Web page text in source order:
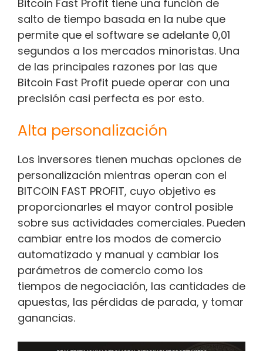
Bitcoin Fast Profit tiene una función de
salto de tiempo basada en la nube que
permite que el software se adelante 0,01
segundos a los mercados minoristas. Una
de las principales razones por las que
Bitcoin Fast Profit puede operar con una
precisión casi perfecta es por esto.
Alta personalización
Los inversores tienen muchas opciones de
personalización mientras operan con el
BITCOIN FAST PROFIT, cuyo objetivo es
proporcionarles el mayor control posible
sobre sus actividades comerciales. Pueden
cambiar entre los modos de comercio
automatizado y manual y cambiar los
parámetros de comercio como los
tiempos de negociación, las cantidades de
apuestas, las pérdidas de parada, y tomar
ganancias.